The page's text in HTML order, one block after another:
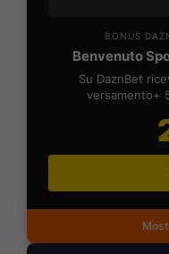
BONUS
Benvenuto
Su DaznBet
versamento+